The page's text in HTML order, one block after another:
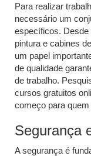
Para realizar
necessário um
específicos. Desde
pintura e cabines
um papel
de qualidade
de trabalho.
cursos gratuitos
começo para
Segurança
A segurança é